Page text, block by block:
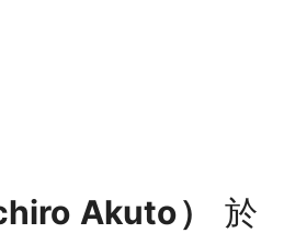
Akuto）
於